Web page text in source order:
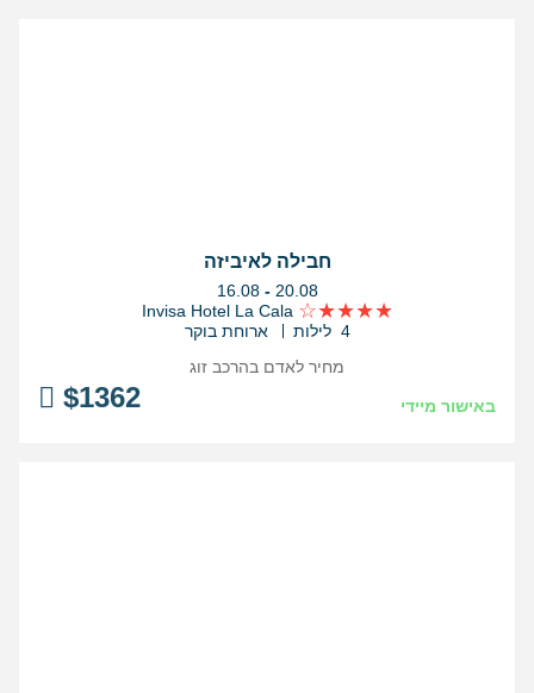
חבילה לאיביזה
בין
התאריכים,
16.08 - 20.08
Invisa Hotel La Cala
4 לילות
ארוחת בוקר
באישור מיידי $1362
מחיר לאדם בהרכב זוג